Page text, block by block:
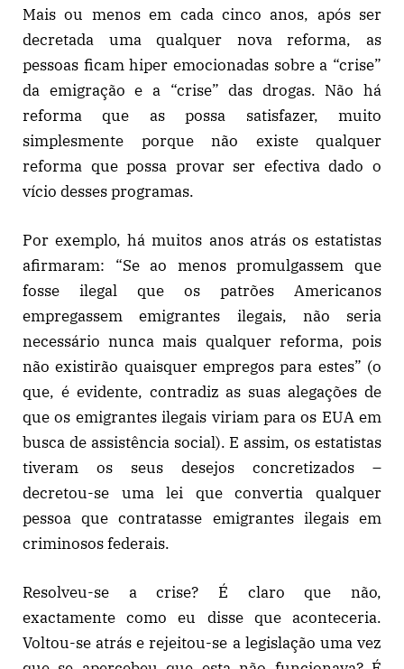
Mais ou menos em cada cinco anos, após ser
decretada uma qualquer nova reforma, as
pessoas ficam hiper emocionadas sobre a “crise”
da emigração e a “crise” das drogas. Não há
reforma que as possa satisfazer, muito
simplesmente porque não existe qualquer
reforma que possa provar ser efectiva dado o
vício desses programas.
Por exemplo, há muitos anos atrás os estatistas
afirmaram: “Se ao menos promulgassem que
fosse ilegal que os patrões Americanos
empregassem emigrantes ilegais, não seria
necessário nunca mais qualquer reforma, pois
não existirão quaisquer empregos para estes” (o
que, é evidente, contradiz as suas alegações de
que os emigrantes ilegais viriam para os EUA em
busca de assistência social). E assim, os estatistas
tiveram os seus desejos concretizados –
decretou-se uma lei que convertia qualquer
pessoa que contratasse emigrantes ilegais em
criminosos federais.
Resolveu-se a crise? É claro que não,
exactamente como eu disse que aconteceria.
Voltou-se atrás e rejeitou-se a legislação uma vez